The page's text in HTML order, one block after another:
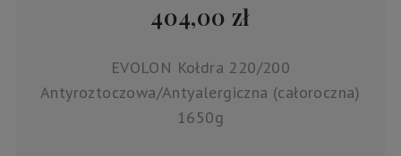
404,00 zł
EVOLON Kołdra 220/200
Antyroztoczowa/Antyalergiczna (całoroczna)
1650g